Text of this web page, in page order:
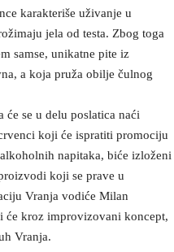
karakteriše uživanje u
jela od testa. Zbog toga
samse, unikatne pite iz
a koja pruža obilje čulnog
će se u delu poslatica naći
koji će ispratiti promociju
napitaka, biće izloženi
koji se prave u
Vranja vodiće Milan
kroz improvizovani koncept,
Vranja.